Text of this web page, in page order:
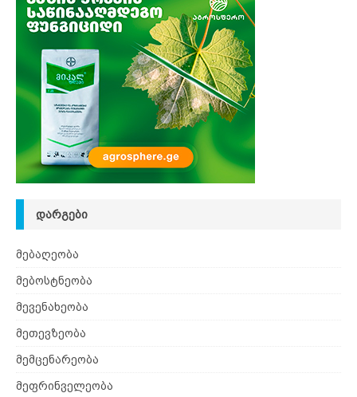
ᲓᲐᲠᲒᲔᲑᲘ
მებაღეობა
მებოსტნეობა
მევენახეობა
მეთევზეობა
მემცენარეობა
მეფრინველეობა